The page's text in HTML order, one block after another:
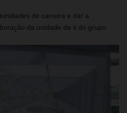
de carreira e dar a
da unidade de it do grupo.